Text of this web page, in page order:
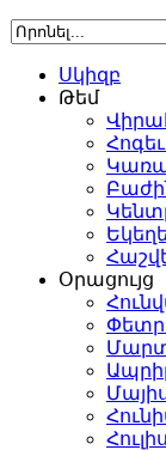
Սկիզբ
Թեմ
Օրացույց
Ապրիլ
Հուլիս